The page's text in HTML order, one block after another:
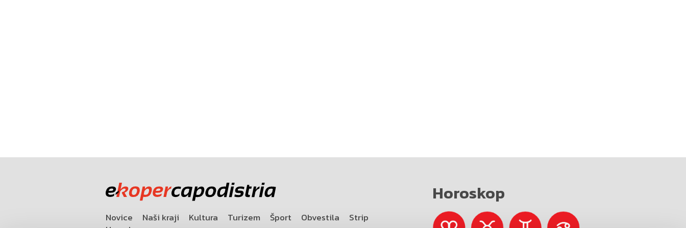
Novice Naši kraji Kultura Turizem Šport Obvestila
Strip
Horoskop